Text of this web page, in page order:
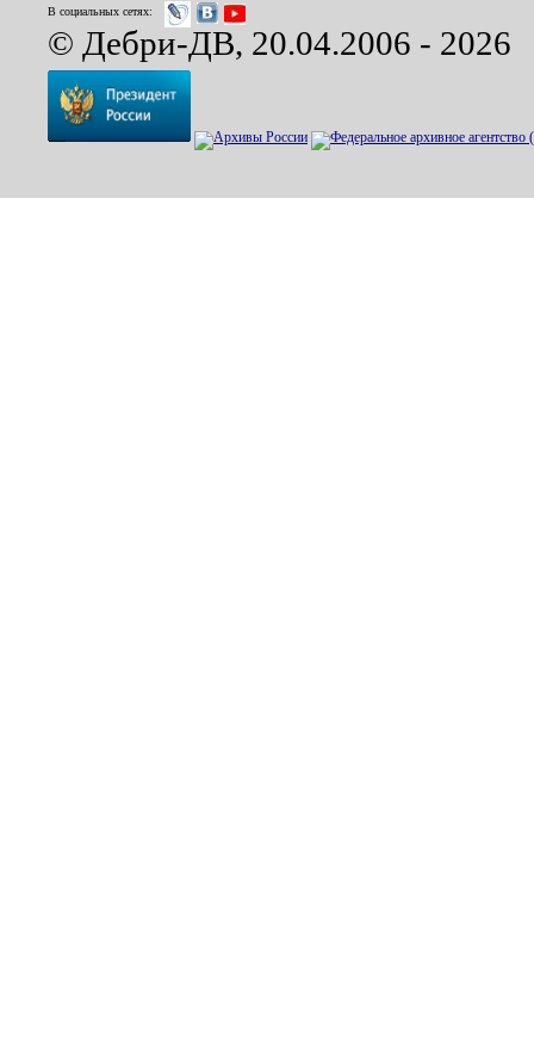
В социальных сетях:
© Дебри-ДВ, 20.04.2006 - 2026